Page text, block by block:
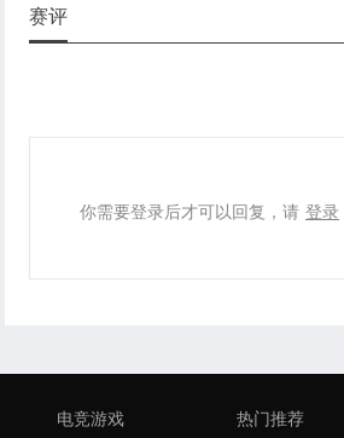
赛评
你需要登录后才可以回复，请 登录
电竞游戏 热门推荐